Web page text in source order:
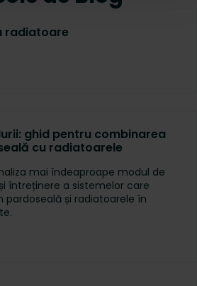
radiatoare
ghid pentru combinarea
cu radiatoarele
mai îndeaproape modul de
întreținere a sistemelor care
pardoseală și radiatoarele în